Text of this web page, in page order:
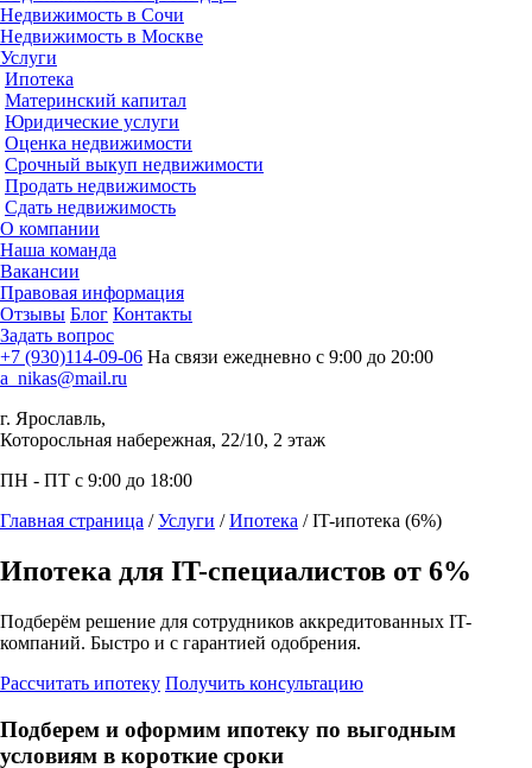
Недвижимость в Сочи
Недвижимость в Москве
Услуги
Ипотека
Материнский капитал
Юридические услуги
Оценка недвижимости
Срочный выкуп недвижимости
Продать недвижимость
Сдать недвижимость
О компании
Наша команда
Вакансии
Правовая информация
Отзывы Блог Контакты
Задать вопрос
+7 (930)114-09-06 На связи ежедневно с 9:00 до 20:00
a_nikas@mail.ru
г. Ярославль,
Которосльная набережная, 22/10, 2 этаж
ПН - ПТ с 9:00 до 18:00
Главная страница /Услуги /Ипотека /IT-ипотека (6%)
Ипотека для IT-специалистов от 6%
Подберём решение для сотрудников аккредитованных IT-
компаний. Быстро и с гарантией одобрения.
Рассчитать ипотеку Получить консультацию
Подберем и оформим ипотеку по выгодным
условиям в короткие сроки